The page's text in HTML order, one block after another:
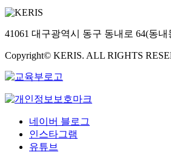
41061 대구광역시 동구 동내로 64(동내
Copyright© KERIS. ALL RIGHTS
네이버 블로그
인스타그램
유튜브